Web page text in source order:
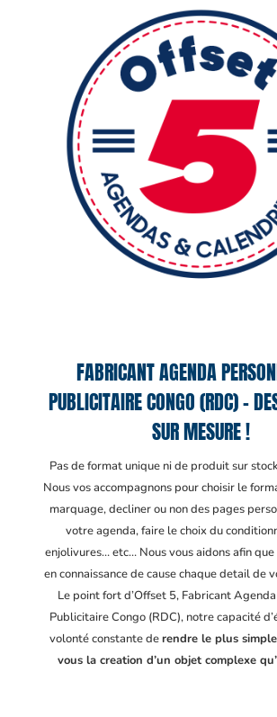
FABRICANT AGENDA
PUBLICITAIRE CONGO (RDC) –
SUR MESURE !
Pas de format unique ni de produit sur
Nous vos accompagnons pour choisir le
marquage, decliner ou non des pages
votre agenda, faire le choix du
enjolivures… etc… Nous vous aidons afin que
en connaissance de cause chaque detail de
Le point fort d’Offset 5, Fabricant
Publicitaire Congo (RDC), notre capacité
volonté constante derendre le plus
vous la creation d’un objet complexe